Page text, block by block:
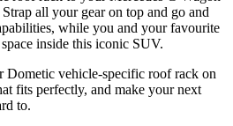
all your gear on top and go and
while you and your favourite
inside this iconic SUV.
Dometic vehicle-specific roof rack on
fits perfectly, and make your next
to.